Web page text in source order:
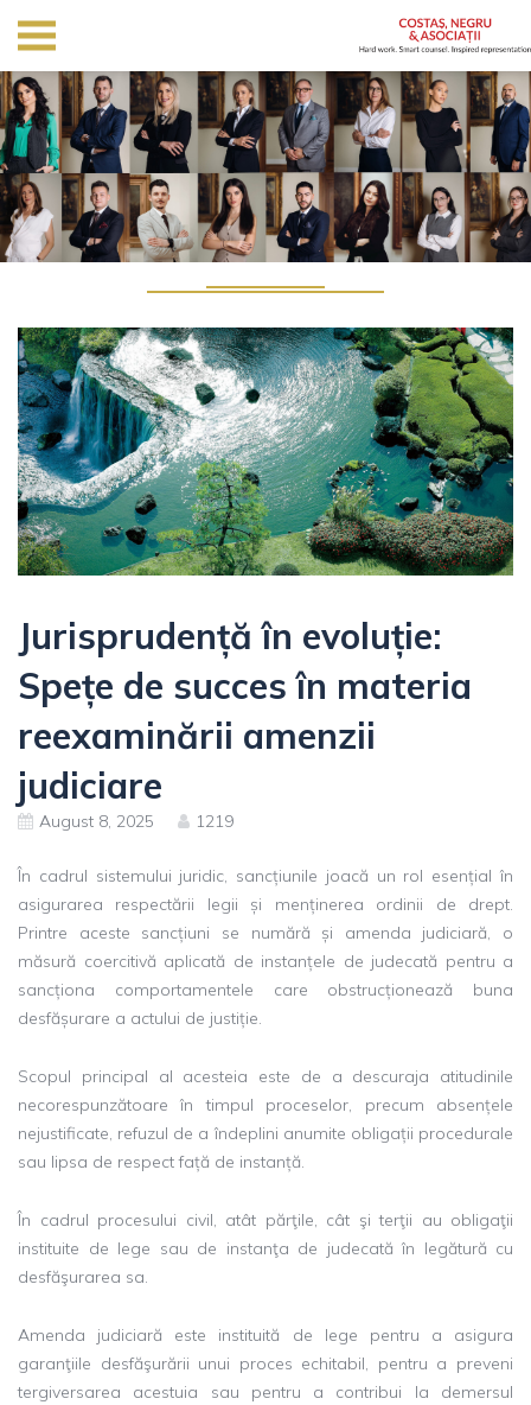
Jurisprudență în evoluție:
Spețe de succes în materia
reexaminării amenzii
judiciare
August 8, 2025 1219
În cadrul sistemului juridic, sancțiunile joacă un rol esențial în
asigurarea respectării legii și menținerea ordinii de drept.
Printre aceste sancțiuni se numără și amenda judiciară, o
măsură coercitivă aplicată de instanțele de judecată pentru a
sancționa comportamentele care obstrucționează buna
desfășurare a actului de justiție.
Scopul principal al acesteia este de a descuraja atitudinile
necorespunzătoare în timpul proceselor, precum absențele
nejustificate, refuzul de a îndeplini anumite obligații procedurale
sau lipsa de respect față de instanță.
În cadrul procesului civil, atât părţile, cât şi terţii au obligaţii
instituite de lege sau de instanţa de judecată în legătură cu
desfăşurarea sa.
Amenda judiciară este instituită de lege pentru a asigura
garanţiile desfăşurării unui proces echitabil, pentru a preveni
tergiversarea acestuia sau pentru a contribui la demersul